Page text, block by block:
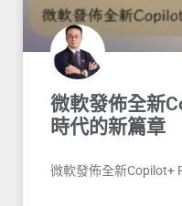
微軟發佈全新
時代的新篇章
微軟發佈全新Copilot+